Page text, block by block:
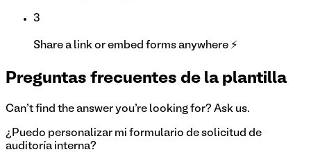
3
Share a link or embed forms anywhere ⚡
Preguntas frecuentes de la plantilla
Can't find the answer you're looking for? Ask us.
¿Puedo personalizar mi formulario de solicitud de
auditoría interna?